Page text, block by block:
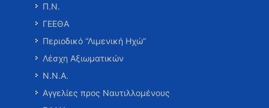
Π.Ν.
ΓΕΕΘΑ
Περιοδικό “Λιμενική Ηχώ”
Λέσχη Αξιωματικών
Ν.Ν.Α.
Αγγελίες προς Ναυτιλλομένους